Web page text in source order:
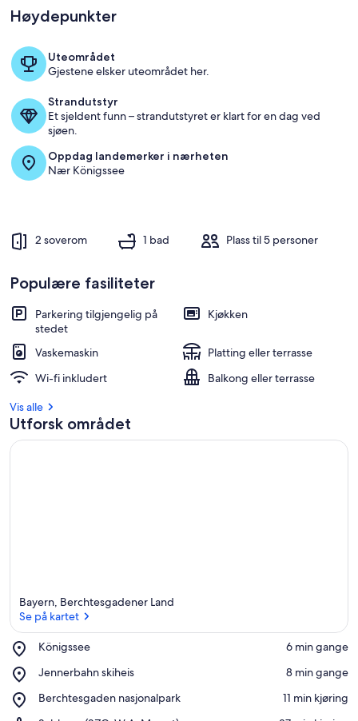
Spa
Høydepunkter
Uteområdet
Gjestene elsker uteområdet her.
Strandutstyr
Et sjeldent funn – strandutstyret er klart for en dag ved
sjøen.
Oppdag landemerker i nærheten
Nær Königssee
2 soverom 1 bad Plass til 5 personer
Populære fasiliteter
Parkering tilgjengelig på
stedet
Kjøkken
Vaskemaskin
Platting eller terrasse
Wi-fi inkludert
Balkong eller terrasse
Vis alle
Utforsk området
Bayern, Berchtesgadener Land
Se på kartet
Königssee
Place,
‪6 min gange‬
Jennerbahn skiheis
Place,
skiheis
‪8 min gange‬
Berchtesgaden nasjonalpark
Place,
‪11 min kjøring‬